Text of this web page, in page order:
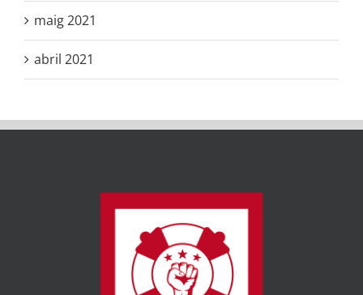
maig 2021
abril 2021